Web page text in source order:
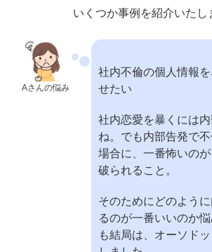
いくつか事例を紹介いたし
Aさんの悩み
社内不倫の個人情報
せたい
社内恋愛を暴くには
ね。でも内部告発で
場合に、一番怖いの
破られること。
そのためにどのよう
るのが一番いいのか
も結局は、オーソド